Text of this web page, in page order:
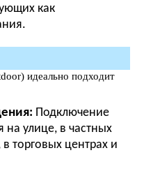
как
идеально подходит
Подключение
улице, в частных
торговых центрах и